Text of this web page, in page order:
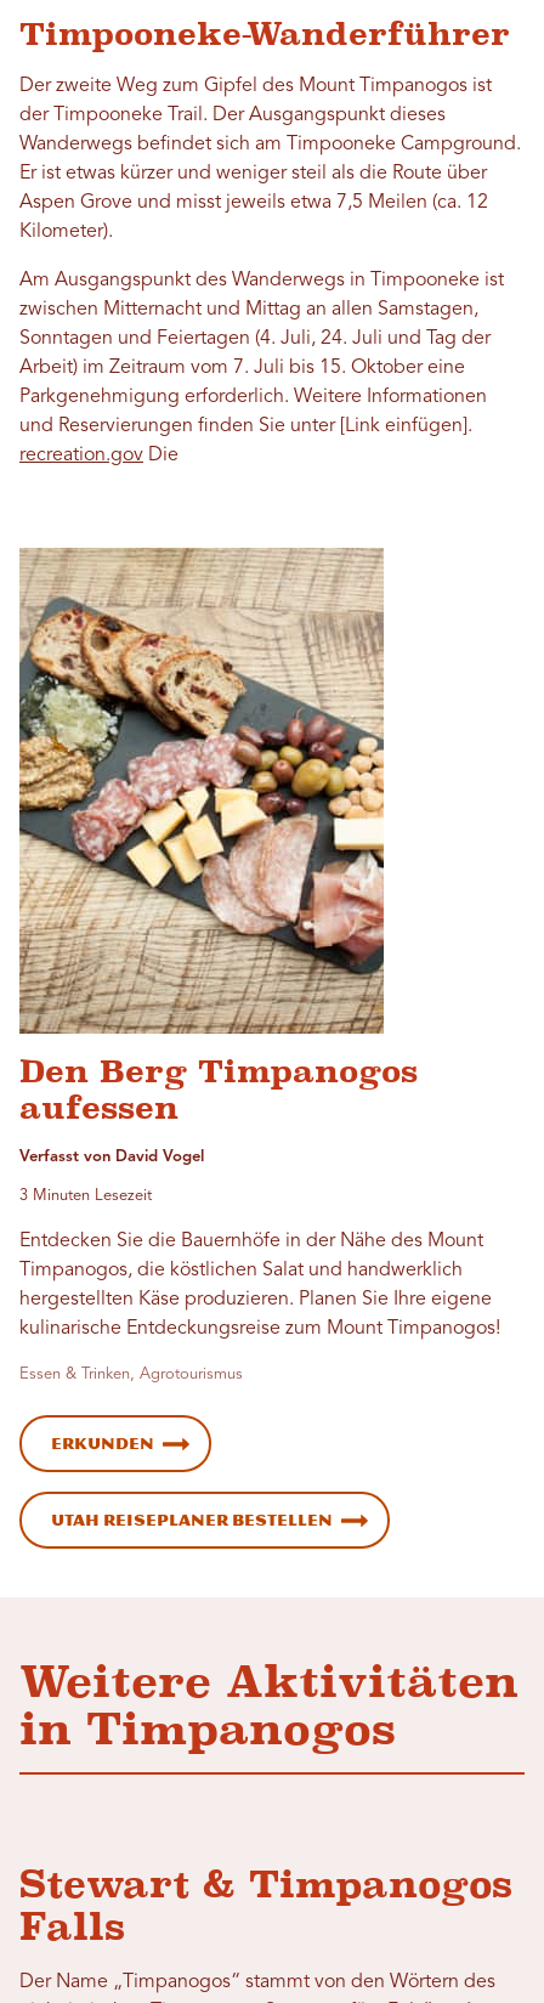
Timpooneke-Wanderführer
Der zweite Weg zum Gipfel des Mount Timpanogos ist
der Timpooneke Trail. Der Ausgangspunkt dieses
Wanderwegs befindet sich am Timpooneke Campground.
Er ist etwas kürzer und weniger steil als die Route über
Aspen Grove und misst jeweils etwa 7,5 Meilen (ca. 12
Kilometer).
Am Ausgangspunkt des Wanderwegs in Timpooneke ist
zwischen Mitternacht und Mittag an allen Samstagen,
Sonntagen und Feiertagen (4. Juli, 24. Juli und Tag der
Arbeit) im Zeitraum vom 7. Juli bis 15. Oktober eine
Parkgenehmigung erforderlich. Weitere Informationen
und Reservierungen finden Sie unter [Link einfügen].
recreation.gov Die
Den Berg Timpanogos
aufessen
Verfasst von David Vogel
3 Minuten Lesezeit
Entdecken Sie die Bauernhöfe in der Nähe des Mount
Timpanogos, die köstlichen Salat und handwerklich
hergestellten Käse produzieren. Planen Sie Ihre eigene
kulinarische Entdeckungsreise zum Mount Timpanogos!
Essen & Trinken, Agrotourismus
Erkunden
Utah Reiseplaner bestellen
Weitere Aktivitäten
in Timpanogos
Stewart & Timpanogos
Falls
Der Name „Timpanogos“ stammt von den Wörtern des